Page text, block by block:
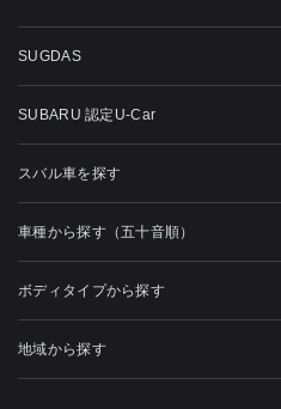
SUGDAS
SUBARU 認定U-Car
スバル車を探す
車種から探す（五十音順）
ボディタイプから探す
地域から探す